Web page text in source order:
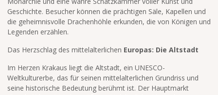
Geschichte. Besucher können die prächtigen Säle, Kapellen und
die geheimnisvolle Drachenhöhle erkunden, die von Königen und
Legenden erzählen.
Das Herzschlag des mittelalterlichen Europas: Die Altstadt
Im Herzen Krakaus liegt die Altstadt, ein UNESCO-
Weltkulturerbe, das für seinen mittelalterlichen Grundriss und
seine historische Bedeutung berühmt ist. Der Hauptmarkt